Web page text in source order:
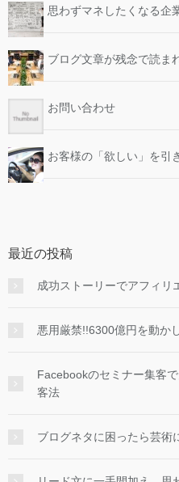
思わずマネしたくなる企
ブログ文章が残念で読ま
お問い合わせ
お客様の「欲しい」を引
最近の投稿
成功ストーリーでアフィリ
悪用厳禁!!6300億円を動か
Facebookのセミナー集客
客法
ブログネタに困ったら芸術